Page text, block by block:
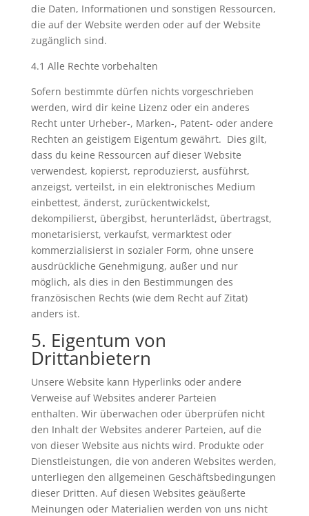
die Daten, Informationen und sonstigen Ressourcen,
die auf der Website werden oder auf der Website
zugänglich sind.
4.1 Alle Rechte vorbehalten
Sofern bestimmte dürfen nichts vorgeschrieben
werden, wird dir keine Lizenz oder ein anderes
Recht unter Urheber-, Marken-, Patent- oder andere
Rechten an geistigem Eigentum gewährt. Dies gilt,
dass du keine Ressourcen auf dieser Website
verwendest, kopierst, reproduzierst, ausführst,
anzeigst, verteilst, in ein elektronisches Medium
einbettest, änderst, zurückentwickelst,
dekompilierst, übergibst, herunterlädst, übertragst,
monetarisierst, verkaufst, vermarktest oder
kommerzialisierst in sozialer Form, ohne unsere
ausdrückliche Genehmigung, außer und nur
möglich, als dies in den Bestimmungen des
französischen Rechts (wie dem Recht auf Zitat)
anders ist.
5. Eigentum von
Drittanbietern
Unsere Website kann Hyperlinks oder andere
Verweise auf Websites anderer Parteien
enthalten. Wir überwachen oder überprüfen nicht
den Inhalt der Websites anderer Parteien, auf die
von dieser Website aus nichts wird. Produkte oder
Dienstleistungen, die von anderen Websites werden,
unterliegen den allgemeinen Geschäftsbedingungen
dieser Dritten. Auf diesen Websites geäußerte
Meinungen oder Materialien werden von uns nicht